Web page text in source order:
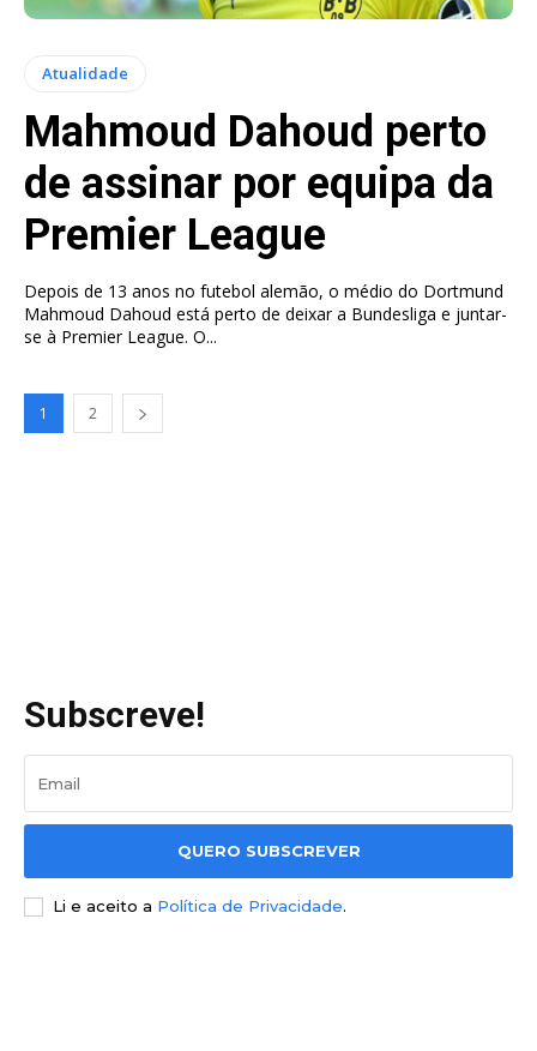
Atualidade
Mahmoud Dahoud perto
de assinar por equipa da
Premier League
Depois de 13 anos no futebol alemão, o médio do Dortmund
Mahmoud Dahoud está perto de deixar a Bundesliga e juntar-
se à Premier League. O...
1 2
Subscreve!
QUERO SUBSCREVER
Li e aceito a Política de Privacidade.